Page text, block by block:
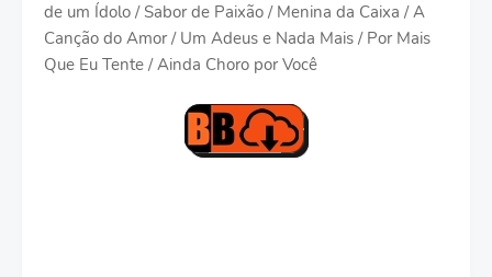
de um Ídolo / Sabor de Paixão / Menina da Caixa / A
Canção do Amor / Um Adeus e Nada Mais / Por Mais
Que Eu Tente / Ainda Choro por Você